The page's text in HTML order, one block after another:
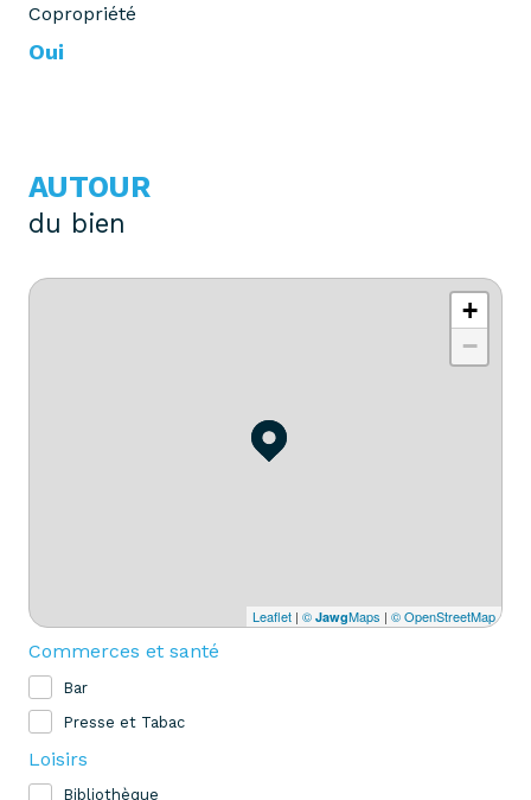
Copropriété
Oui
AUTOUR
du bien
+
−
Leaflet | © JawgMaps | © OpenStreetMap
Commerces et santé
Bar
Presse et Tabac
Loisirs
Bibliothèque